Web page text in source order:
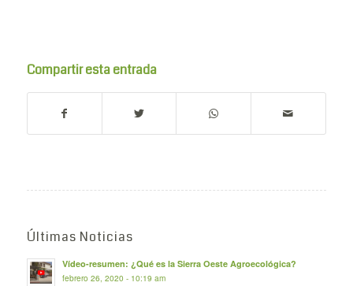
Compartir esta entrada
Últimas Noticias
Vídeo-resumen: ¿Qué es la Sierra Oeste Agroecológica?
febrero 26, 2020 - 10:19 am